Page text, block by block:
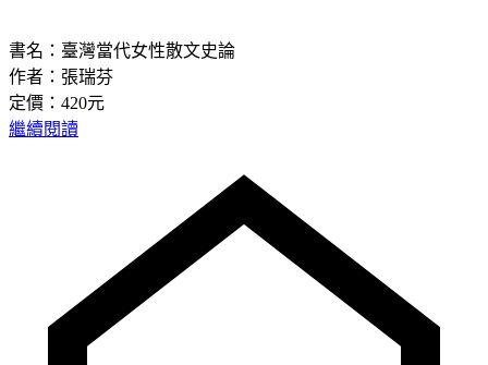
書名：臺灣當代女性散文史論
作者：張瑞芬
定價：420元
繼續閱讀